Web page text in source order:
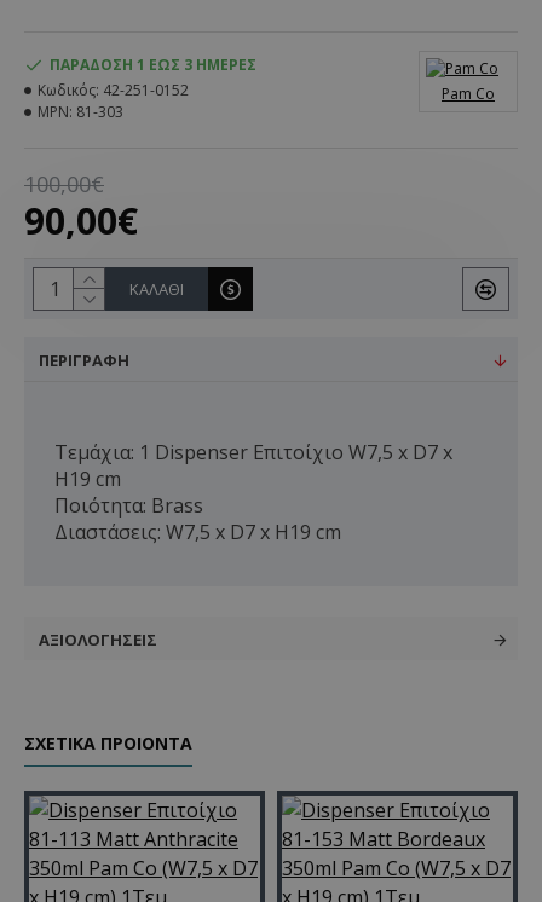
90,00€
100,00€
ΠΑΡΆΔΟΣΗ 1 ΈΩΣ 3 ΗΜΈΡΕΣ
Κωδικός: 42-251-0152
MPN: 81-303
Pam Co
ΚΑΛΆΘΙ
ΠΕΡΙΓΡΑΦΉ
Τεμάχια: 1 Dispenser Επιτοίχιο W7,5 x D7 x
H19 cm
Ποιότητα: Brass
Διαστάσεις: W7,5 x D7 x H19 cm
ΑΞΙΟΛΟΓΉΣΕΙΣ
ΣΧΕΤΙΚΑ ΠΡΟΙΟΝΤΑ